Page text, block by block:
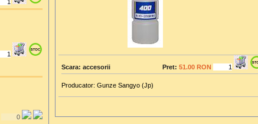
Scara: accesorii Pret: 51.00 RON
Producator: Gunze Sangyo (Jp)